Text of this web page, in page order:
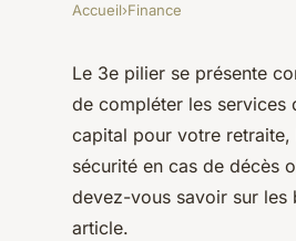
les
de lecture
Accueil›Finance
Le 3e pilier se présente
de compléter les services
capital pour votre retraite,
sécurité en cas de décès
devez-vous savoir sur les
article.